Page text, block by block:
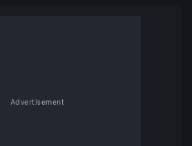
Advertisement